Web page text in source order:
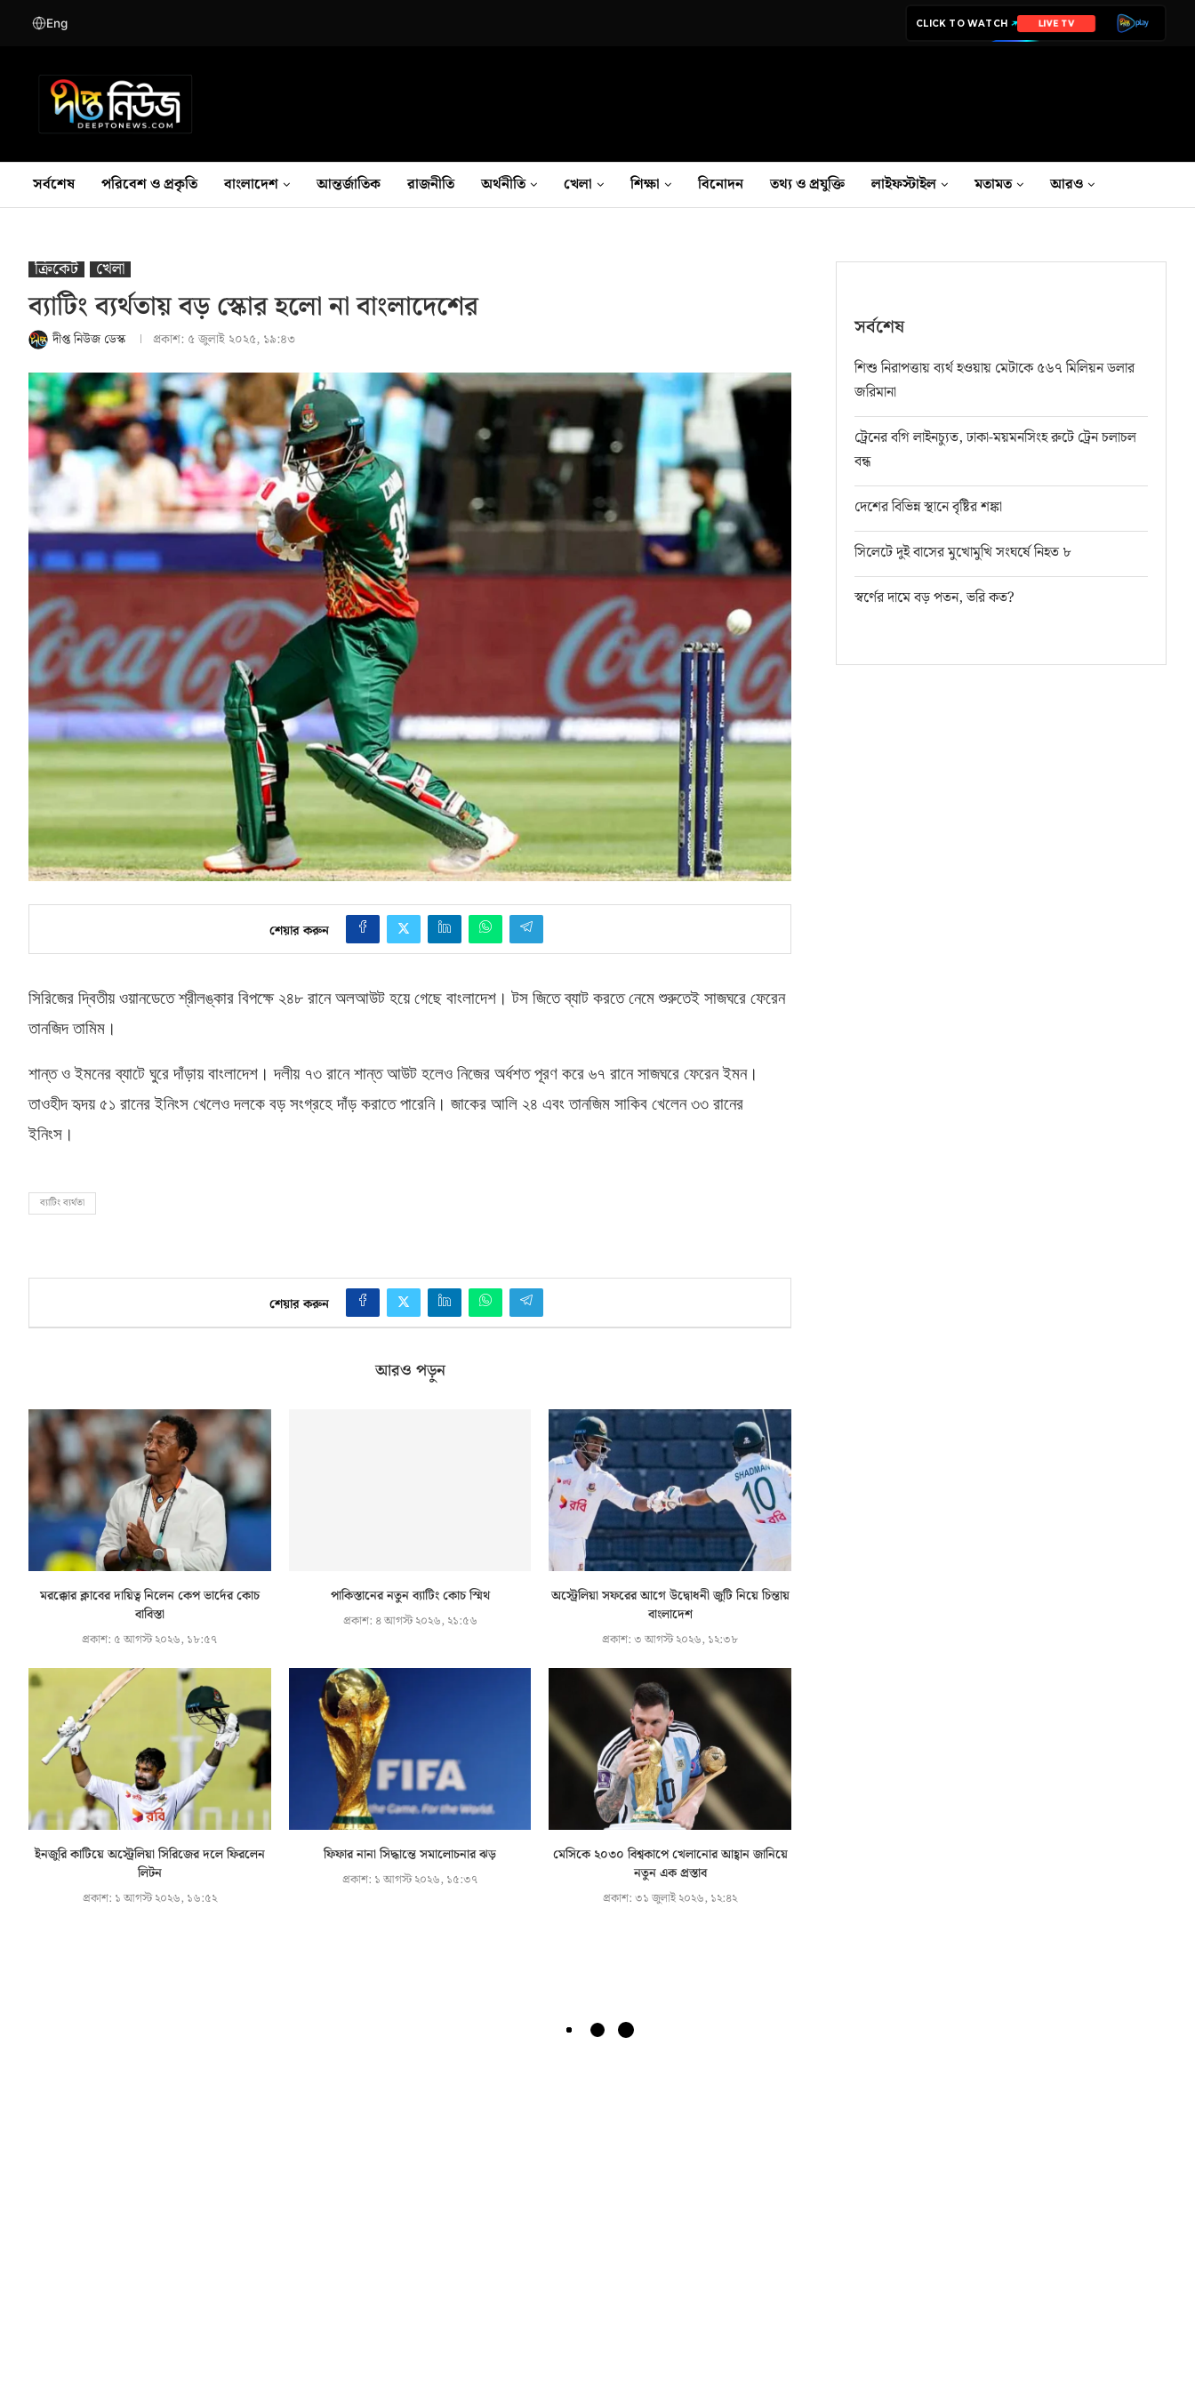
Eng CLICK TO WATCH LIVE TV
সর্বশেষ পরিবেশ ও প্রকৃতি বাংলাদেশ আন্তর্জাতিক রাজনীতি অর্থনীতি খেলা শিক্ষা বিনোদন তথ‍্য ও প্রযুক্তি লাইফস্টাইল মতামত আরও
ক্রিকেট খেলা
ব্যাটিং ব্যর্থতায় বড় স্কোর হলো না বাংলাদেশের
দীপ্ত নিউজ ডেস্ক প্রকাশ: ৫ জুলাই ২০২৫, ১৯:৪৩
শেয়ার করুন
সিরিজের দ্বিতীয় ওয়ানডেতে শ্রীলঙ্কার বিপক্ষে ২৪৮ রানে অলআউট হয়ে গেছে বাংলাদেশ। টস জিতে ব্যাট করতে নেমে শুরুতেই সাজঘরে ফেরেন
তানজিদ তামিম।
শান্ত ও ইমনের ব্যাটে ঘুরে দাঁড়ায় বাংলাদেশ। দলীয় ৭৩ রানে শান্ত আউট হলেও নিজের অর্ধশত পূরণ করে ৬৭ রানে সাজঘরে ফেরেন ইমন।
তাওহীদ হৃদয় ৫১ রানের ইনিংস খেলেও দলকে বড় সংগ্রহে দাঁড় করাতে পারেনি। জাকের আলি ২৪ এবং তানজিম সাকিব খেলেন ৩৩ রানের
ইনিংস।
ব্যাটিং ব্যর্থতা
শেয়ার করুন
আরও পড়ুন
মরক্কোর ক্লাবের দায়িত্ব নিলেন কেপ ভার্দের কোচ
বাবিস্তা
প্রকাশ: ৫ আগস্ট ২০২৬, ১৮:৫৭
পাকিস্তানের নতুন ব্যাটিং কোচ স্মিথ
প্রকাশ: ৪ আগস্ট ২০২৬, ২১:৫৬
অস্ট্রেলিয়া সফরের আগে উদ্বোধনী জুটি নিয়ে চিন্তায়
বাংলাদেশ
প্রকাশ:৩ আগস্ট ২০২৬, ১২:৩৮
ইনজুরি কাটিয়ে অস্ট্রেলিয়া সিরিজের দলে ফিরলেন
লিটন
প্রকাশ: ১ আগস্ট ২০২৬, ১৬:৫২
ফিফার নানা সিদ্ধান্তে সমালোচনার ঝড়
প্রকাশ: ১ আগস্ট ২০২৬, ১৫:৩৭
মেসিকে ২০৩০ বিশ্বকাপে খেলানোর আহ্বান জানিয়ে
নতুন এক প্রস্তাব
প্রকাশ:৩১ জুলাই ২০২৬, ১২:৪২
সর্বশেষ
শিশু নিরাপত্তায় ব্যর্থ হওয়ায় মেটাকে ৫৬৭ মিলিয়ন ডলার
জরিমানা
ট্রেনের বগি লাইনচ্যুত, ঢাকা-ময়মনসিংহ রুটে ট্রেন চলাচল
বন্ধ
দেশের বিভিন্ন স্থানে বৃষ্টির শঙ্কা
সিলেটে দুই বাসের মুখোমুখি সংঘর্ষে নিহত ৮
স্বর্ণের দামে বড় পতন, ভরি কত?